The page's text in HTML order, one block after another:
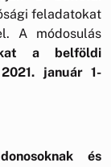
feladatokat
A módosulás
a belföldi
január 1-
és